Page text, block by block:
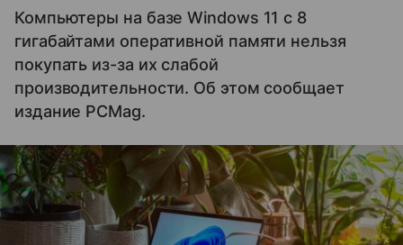
Компьютеры на базе Windows 11 c 8
гигабайтами оперативной памяти нельзя
покупать из-за их слабой
производительности. Об этом сообщает
издание PCMag.